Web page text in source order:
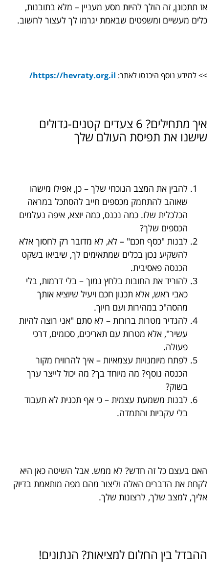
אז תתכונן, זה הולך להיות מסע מעניין – מלא בתובנות,
כלים מעשיים ומשפטים שבאמת יגרמו לך לעצור לחשוב.
>> למידע נוסף היכנסו לאתר: https://hevraty.org.il/
איך מתחילים? 6 צעדים קטנים-גדולים
שישנו את תפיסת העולם שלך
להבין את המצב הנוכחי שלך – כן, אפילו מישהו
שאוהב להתחמק מכספים חייב להסתכל במראה
הכלכלית שלו. כמה נכנס, כמה יוצא, איפה נעלמים
הכספים שלך?
לבנות "כסף חכם" – לא, לא מדובר רק לחסוך אלא
להשקיע נכון בכלים שמתאימים לך, שיביאו בשקט
הכנסה פאסיבית.
להוריד את החובות בלחץ נמוך – בלי דרמות, בלי
כאבי ראש, אלא תכנון חכם ויעיל שיוציא אותך
מהסה"כ במהירות ועם חיוך.
להגדיר מטרות ברורות – לא סתם "אני רוצה להיות
עשיר", אלא מטרות עם תאריכים, סכומים, דרכי
פעולה.
לפתח מיומנויות עצמאיות – איך להרוויח מקור
הכנסה נוסף? מה מיוחד בך? מה יכול לייצר ערך
בשוק?
לבנות משמעת עצמית – כי אף תכנית לא תעבוד
בלי עקביות והתמדה.
האם בעצם כל זה חדש? לא ממש. אבל השיטה כאן היא
לקחת את הדברים האלה וליצור מהם מפה מותאמת בדיוק
אליך, למצב שלך, לרצונות שלך.
ההבדל בין החלום למציאות? הנתונים!